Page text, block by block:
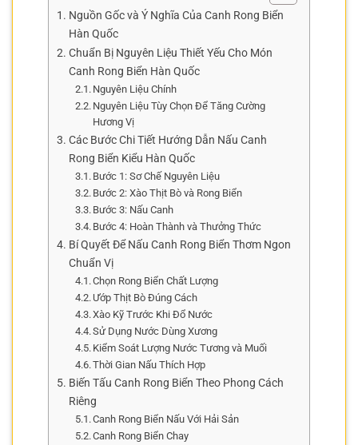
Nguồn Gốc và Ý Nghĩa Của Canh Rong Biển
Hàn Quốc
Chuẩn Bị Nguyên Liệu Thiết Yếu Cho Món
Canh Rong Biển Hàn Quốc
Nguyên Liệu Chính
Nguyên Liệu Tùy Chọn Để Tăng Cường
Hương Vị
Các Bước Chi Tiết Hướng Dẫn Nấu Canh
Rong Biển Kiểu Hàn Quốc
Bước 1: Sơ Chế Nguyên Liệu
Bước 2: Xào Thịt Bò và Rong Biển
Bước 3: Nấu Canh
Bước 4: Hoàn Thành và Thưởng Thức
Bí Quyết Để Nấu Canh Rong Biển Thơm Ngon
Chuẩn Vị
Chọn Rong Biển Chất Lượng
Ướp Thịt Bò Đúng Cách
Xào Kỹ Trước Khi Đổ Nước
Sử Dụng Nước Dùng Xương
Kiểm Soát Lượng Nước Tương và Muối
Thời Gian Nấu Thích Hợp
Biến Tấu Canh Rong Biển Theo Phong Cách
Riêng
Canh Rong Biển Nấu Với Hải Sản
Canh Rong Biển Chay